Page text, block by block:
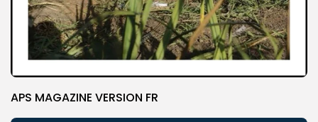
APS MAGAZINE VERSION FR